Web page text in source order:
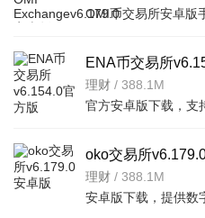
ENA币交易所
理财 / 388.1M
oko交易所
理财 / 388.1M